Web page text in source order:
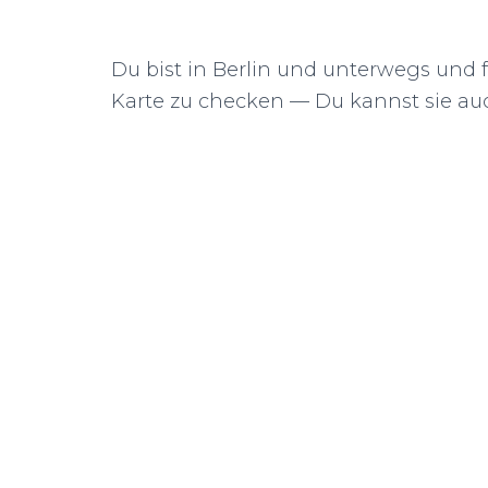
Du bist in Berlin und unterwegs und
Karte zu checken — Du kannst sie